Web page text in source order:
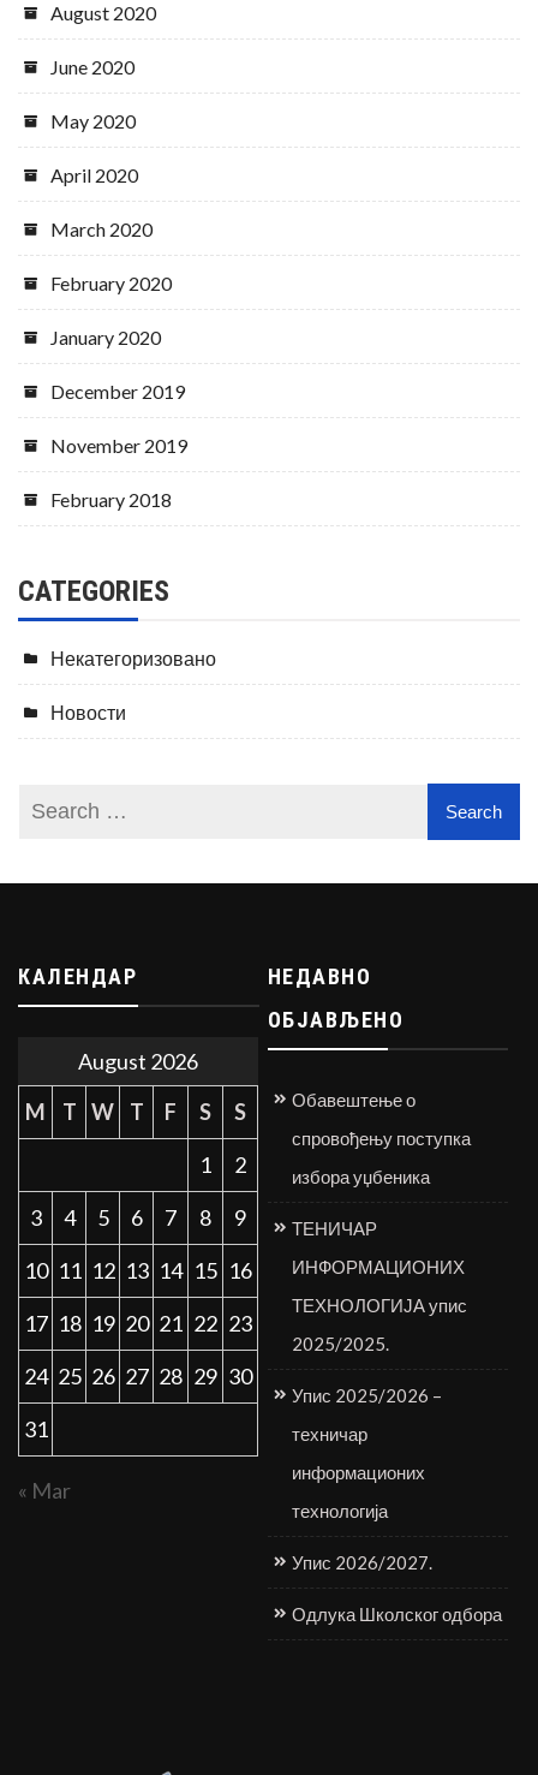
August 2020
June 2020
May 2020
April 2020
March 2020
February 2020
January 2020
December 2019
November 2019
February 2018
CATEGORIES
Некатегоризовано
Новости
КАЛЕНДАР
August 2026
M
T W T F S
S
1
2
3
4 5 6 7 8
9
10 11 12 13 14 15 16
17 18 19 20 21 22 23
24 25 26 27 28 29 30
31
« Mar
НЕДАВНО
ОБЈАВЉЕНО
Обавештење о
спровођењу поступка
избора уџбеника
ТЕНИЧАР
ИНФОРМАЦИОНИХ
ТЕХНОЛОГИЈА упис
2025/2025.
Упис 2025/2026 –
техничар
информационих
технологија
Упис 2026/2027.
Одлука Школског одбора